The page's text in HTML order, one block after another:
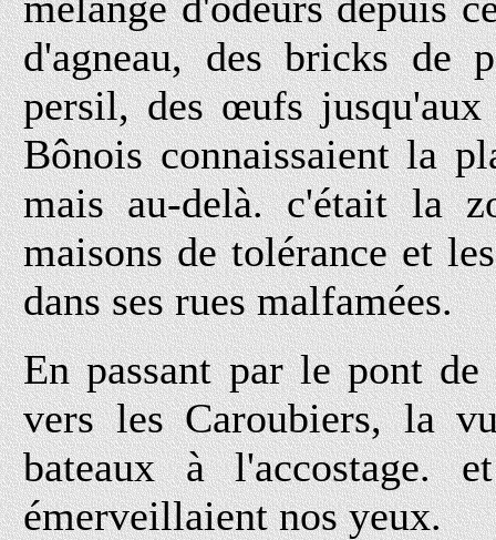
d'agneau, des bricks de
persil, des œufs
Bônois connaissaient la
mais au-delà. c'était la
maisons de tolérance et
dans ses rues malfamées.
En passant par le pont
vers les Caroubiers, la
bateaux à l'accostage.
émerveillaient nos yeux.